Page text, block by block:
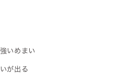
いめまい
が出る